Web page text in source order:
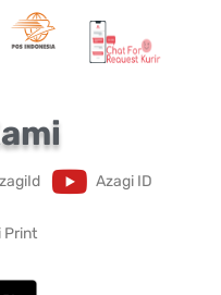
Azagi ID
Print